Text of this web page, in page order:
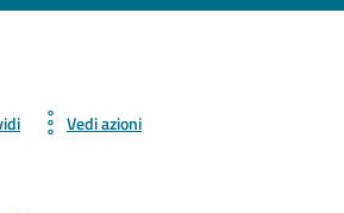
Vedi azioni